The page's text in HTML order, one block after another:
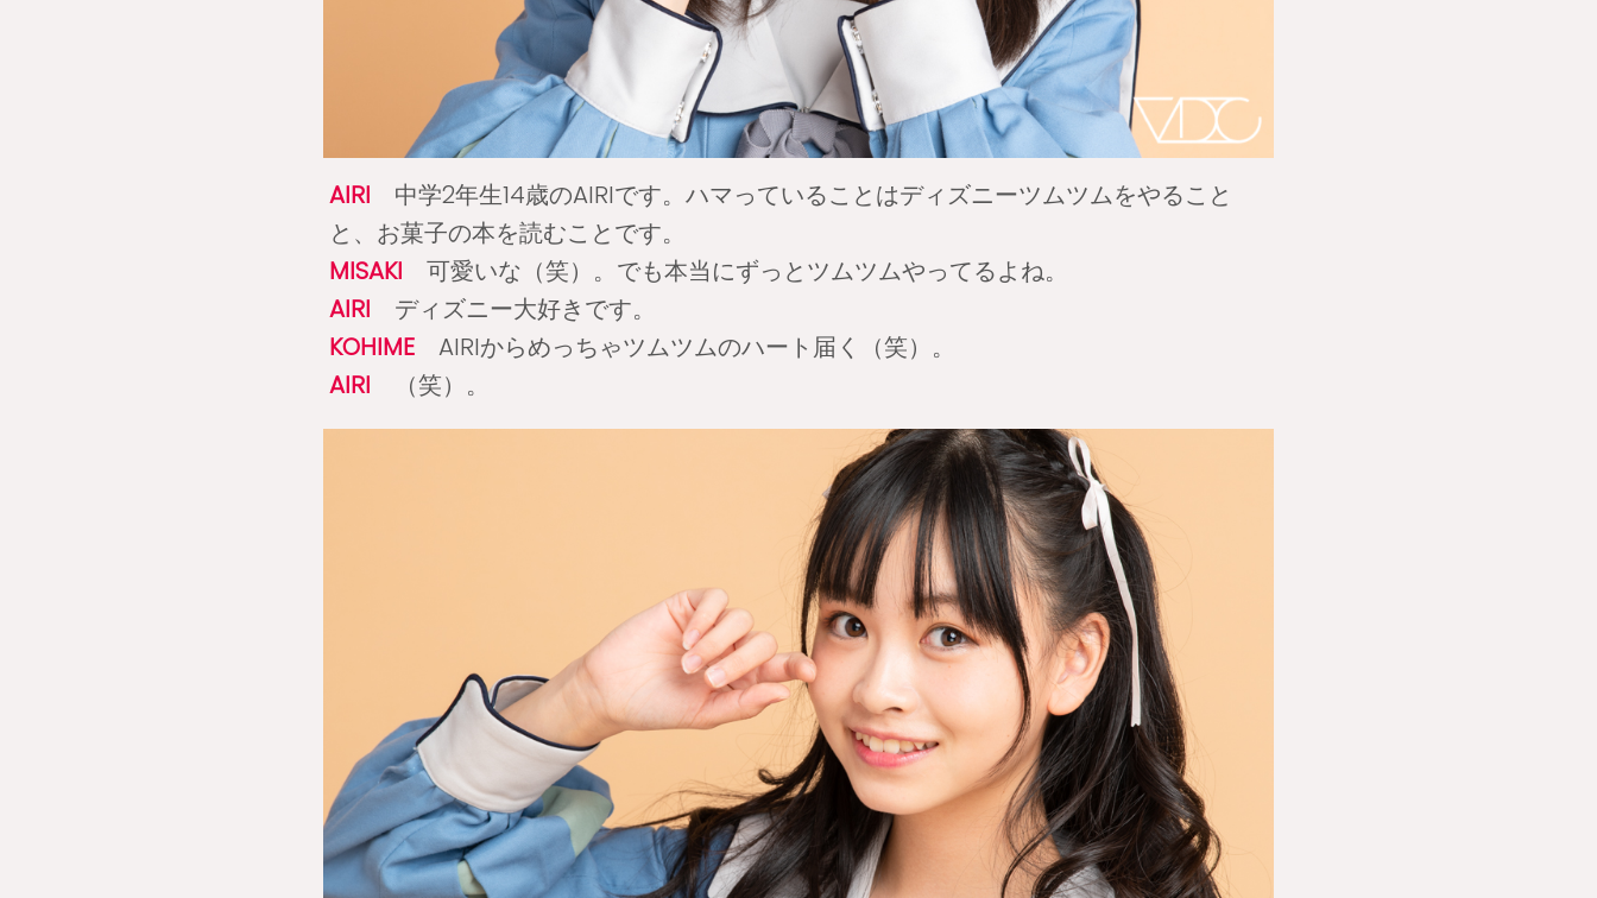
AIRI 中学2年生14歳のAIRIです。ハマっていることはディズニーツムツムをやること
と、お菓子の本を読むことです。
MISAKI 可愛いな（笑）。でも本当にずっとツムツムやってるよね。
AIRI ディズニー大好きです。
KOHIME AIRIからめっちゃツムツムのハート届く（笑）。
AIRI （笑）。